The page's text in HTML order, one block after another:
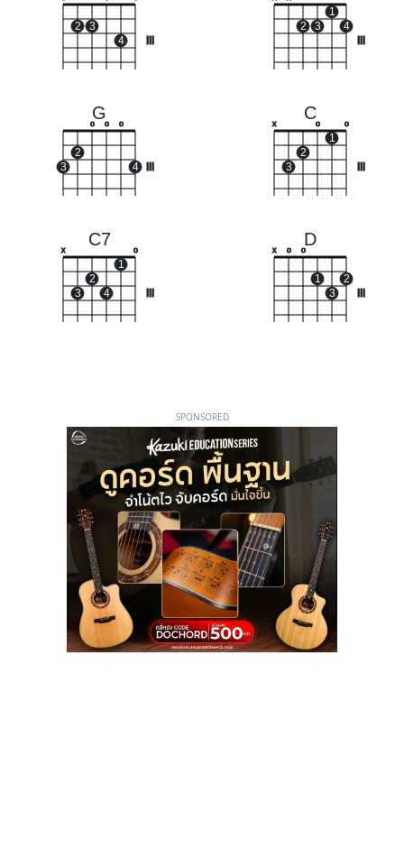
2 3
4
2 3
1
4
G
3
2
o o o
4
C
x
3
2
o
1
o
C7
x
3
2
4
1
o
D
x o o
1
3
2
SPONSORED